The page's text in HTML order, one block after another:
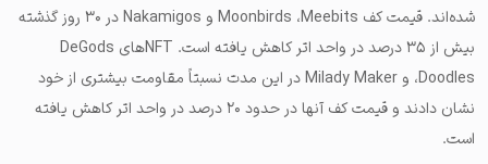
شده‌اند. قیمت کف Moonbirds ،Meebits و Nakamigos در ۳۰ روز گذشته
بیش از ۳۵ درصد در واحد اتر کاهش یافته است. NFTهای DeGods
،Doodles و Milady Maker در این مدت نسبتاً مقاومت بیشتری از خود
نشان دادند و قیمت کف آنها در حدود ۲۰ درصد در واحد اتر کاهش یافته
است.